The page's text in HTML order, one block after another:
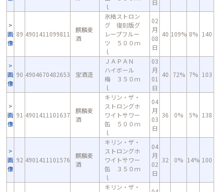
ｌ
日
画
像
89 4901411099811
麒麟麦
酒
氷結ストロン
グ 復刻版グ
レープフルー
ツ ５００ｍ
ｌ
02
月
08
日
40 109% 8% 140
画
像
90 4904670482653 宝酒造
ＪＡＰＡＮ
ハイボール
梅 ３５０ｍ
ｌ
03
月
01
日
40 72% 7% 103
画
像
91 4901411101637
麒麟麦
酒
キリン・ザ・
ストロングホ
ワイトサワー
缶 ５００ｍ
ｌ
04
月
03
日
36 0% 5% 138
画
像
92 4901411101576
麒麟麦
酒
キリン・ザ・
ストロングホ
ワイトサワー
缶 ３５０ｍ
ｌ
04
月
02
日
32 0% 14% 100
キリン・ザ・